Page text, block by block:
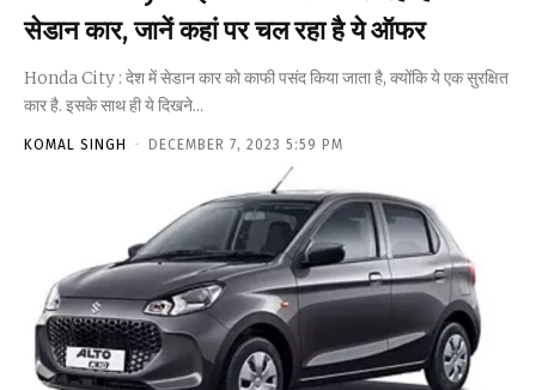
सेडान कार, जानें कहां पर चल रहा है ये ऑफर
Honda City : देश में सेडान कार को काफी पसंद किया जाता है, क्योंकि ये एक सुरक्षित
कार है. इसके साथ ही ये दिखने...
KOMAL SINGH - DECEMBER 7, 2023 5:59 PM